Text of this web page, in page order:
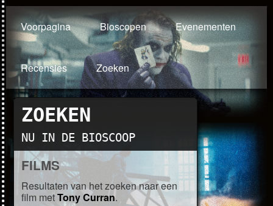
Voorpagina Bioscopen Evenementen
Recensies Zoeken
ZOEKEN
NU IN DE BIOSCOOP
FILMS
Resultaten van het zoeken naar een
film metTony Curran.